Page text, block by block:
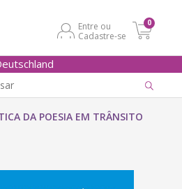
Entre ou
Cadastre-se
0
DA POESIA EM TRÂNSITO